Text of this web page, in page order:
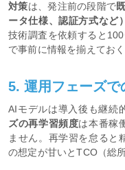
対策は、発注前の段階で
ータ仕様、認証方式など
技術調査を依頼すると
で事前に情報を揃えてお
5. 運用フェーズ
AIモデルは導入後も継続
ズの再学習頻度は本番稼
ません。再学習を怠ると
の想定が甘いとTCO（総